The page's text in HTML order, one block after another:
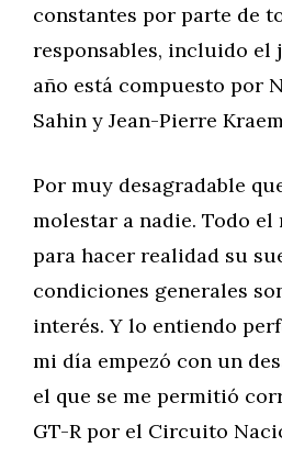
constantes por parte de
responsables, incluido el
año está compuesto por
Sahin y Jean-Pierre
Por muy desagradable
molestar a nadie. Todo el
para hacer realidad su
condiciones generales
interés. Y lo entiendo
mi día empezó con un
el que se me permitió
GT-R por el Circuito